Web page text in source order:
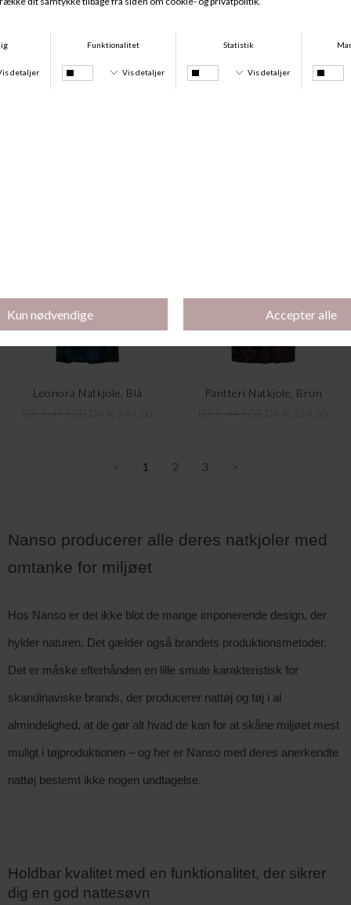
-50%
Leonora Natkjole, Blå
Pantteri Natkjole, Brun
< 1 2 3 >
Nanso producerer alle deres natkjoler med
omtanke for miljøet
Hos Nanso er det ikke blot de mange imponerende design, der
hylder naturen. Det gælder også brandets produktionsmetoder.
Det er måske efterhånden en lille smule karakteristisk for
skandinaviske brands, der producerer nattøj og tøj i al
almindelighed, at de gør alt hvad de kan for at skåne miljøet mest
muligt i tøjproduktionen – og her er Nanso med deres anerkendte
nattøj bestemt ikke nogen undtagelse.
Holdbar kvalitet med en funktionalitet, der sikrer
dig en god nattesøvn